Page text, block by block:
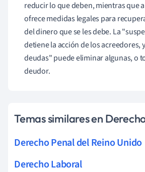
reducir lo que deben, mientras que
ofrece medidas legales para
del dinero que se les debe. La
detiene la acción de los acreedores,
deudas" puede eliminar algunas, o
deudor.
Temas similares en
Derecho Penal del Reino Unido
Derecho Laboral